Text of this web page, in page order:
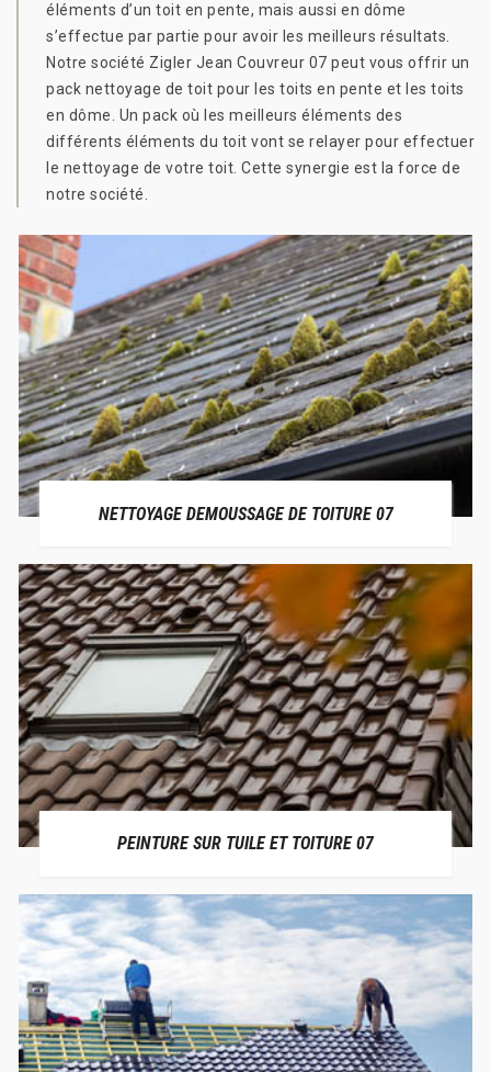
éléments d’un toit en pente, mais aussi en dôme
s’effectue par partie pour avoir les meilleurs résultats.
Notre société Zigler Jean Couvreur 07 peut vous offrir un
pack nettoyage de toit pour les toits en pente et les toits
en dôme. Un pack où les meilleurs éléments des
différents éléments du toit vont se relayer pour effectuer
le nettoyage de votre toit. Cette synergie est la force de
notre société.
NETTOYAGE DEMOUSSAGE DE TOITURE 07
PEINTURE SUR TUILE ET TOITURE 07